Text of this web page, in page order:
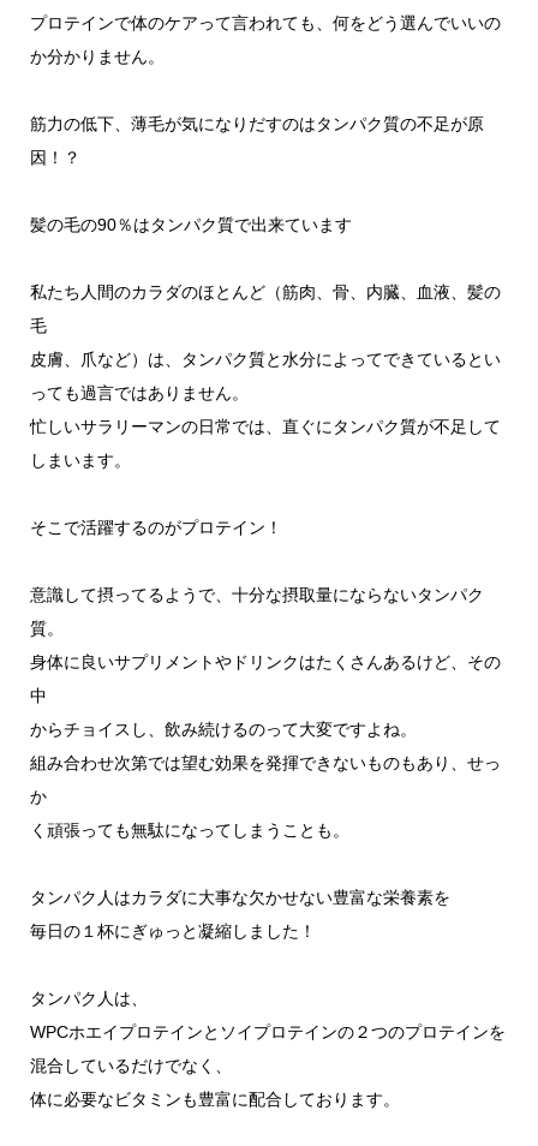
プロテインで体のケアって言われても、何をどう選んでいいの
か分かりません。
筋力の低下、薄毛が気になりだすのはタンパク質の不足が原
因！？
髪の毛の90％はタンパク質で出来ています
私たち人間のカラダのほとんど（筋肉、骨、内臓、血液、髪の
毛
皮膚、爪など）は、タンパク質と水分によってできているとい
っても過言ではありません。
忙しいサラリーマンの日常では、直ぐにタンパク質が不足して
しまいます。
そこで活躍するのがプロテイン！
意識して摂ってるようで、十分な摂取量にならないタンパク
質。
身体に良いサプリメントやドリンクはたくさんあるけど、その
中
からチョイスし、飲み続けるのって大変ですよね。
組み合わせ次第では望む効果を発揮できないものもあり、せっ
か
く頑張っても無駄になってしまうことも。
タンパク人はカラダに大事な欠かせない豊富な栄養素を
毎日の１杯にぎゅっと凝縮しました！
タンパク人は、
WPCホエイプロテインとソイプロテインの２つのプロテインを
混合しているだけでなく、
体に必要なビタミンも豊富に配合しております。